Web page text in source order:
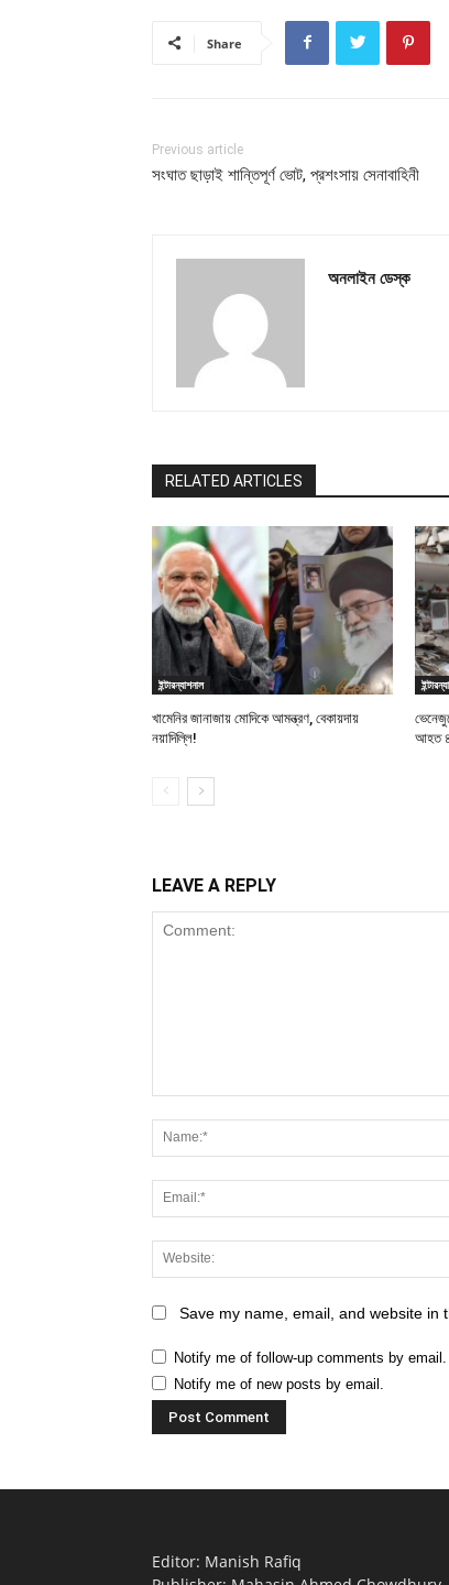
Share
Previous article
সংঘাত ছাড়াই শান্তিপূর্ণ ভোট, প্রশংসায় সেনাবাহিনী
অনলাইন ডেস্ক
RELATED ARTICLES
ইন্টারন্যাশনাল
খামেনির জানাজায় মোদিকে আমন্ত্রণ, বেকায়দায়
নয়াদিল্লি!
আহত
LEAVE A REPLY
Save my name, email, and website in
Notify me of follow-up comments by email.
Notify me of new posts by email.
Editor: Manish Rafiq